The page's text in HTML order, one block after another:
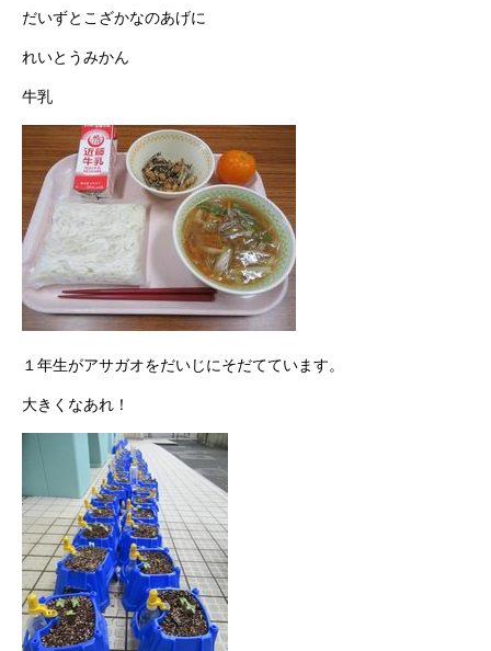
だいずとこざかなのあげに
れいとうみかん
牛乳
１年生がアサガオをだいじにそだてています。
大きくなあれ！